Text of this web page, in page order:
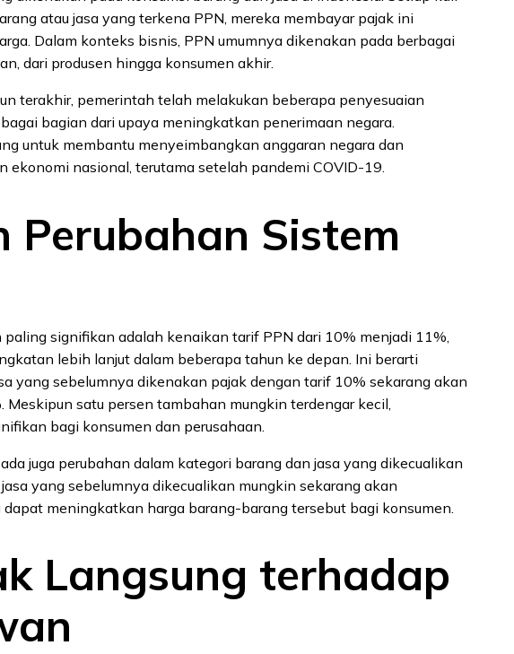
atau jasa yang terkena PPN, mereka membayar pajak ini
Dalam konteks bisnis, PPN umumnya dikenakan pada berbagai
dari produsen hingga konsumen akhir.
terakhir, pemerintah telah melakukan beberapa penyesuaian
bagian dari upaya meningkatkan penerimaan negara.
untuk membantu menyeimbangkan anggaran negara dan
ekonomi nasional, terutama setelah pandemi COVID-19.
Perubahan Sistem
paling signifikan adalah kenaikan tarif PPN dari 10% menjadi 11%,
lebih lanjut dalam beberapa tahun ke depan. Ini berarti
yang sebelumnya dikenakan pajak dengan tarif 10% sekarang akan
Meskipun satu persen tambahan mungkin terdengar kecil,
bagi konsumen dan perusahaan.
juga perubahan dalam kategori barang dan jasa yang dikecualikan
yang sebelumnya dikecualikan mungkin sekarang akan
meningkatkan harga barang-barang tersebut bagi konsumen.
Langsung terhadap